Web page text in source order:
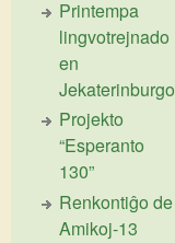
Printempa
lingvotrejnado
en
Jekaterinburgo
Projekto
“Esperanto
130”
Renkontiĝo de
Amikoj-13